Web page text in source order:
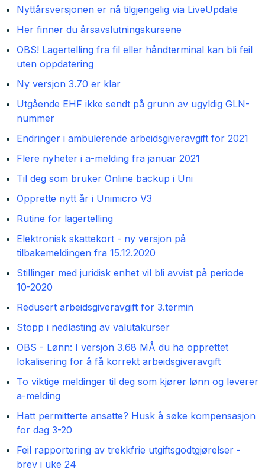
Nyttårsversjonen er nå tilgjengelig via LiveUpdate
Her finner du årsavslutningskursene
OBS! Lagertelling fra fil eller håndterminal kan bli feil
uten oppdatering
Ny versjon 3.70 er klar
Utgående EHF ikke sendt på grunn av ugyldig GLN-
nummer
Endringer i ambulerende arbeidsgiveravgift for 2021
Flere nyheter i a-melding fra januar 2021
Til deg som bruker Online backup i Uni
Opprette nytt år i Unimicro V3
Rutine for lagertelling
Elektronisk skattekort - ny versjon på
tilbakemeldingen fra 15.12.2020
Stillinger med juridisk enhet vil bli avvist på periode
10-2020
Redusert arbeidsgiveravgift for 3.termin
Stopp i nedlasting av valutakurser
OBS - Lønn: I versjon 3.68 MÅ du ha opprettet
lokalisering for å få korrekt arbeidsgiveravgift
To viktige meldinger til deg som kjører lønn og leverer
a-melding
Hatt permitterte ansatte? Husk å søke kompensasjon
for dag 3-20
Feil rapportering av trekkfrie utgiftsgodtgjørelser -
brev i uke 24